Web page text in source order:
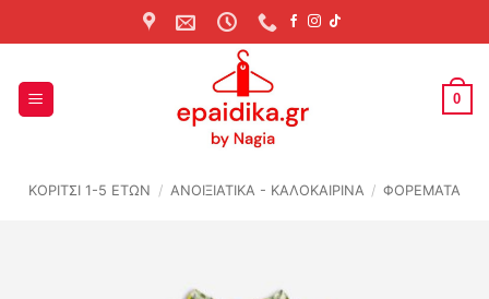
to
0
ΚΟΡΙΤΣΙ 1-5 ΕΤΩΝ / ΑΝΟΙΞΙΆΤΙΚΑ - ΚΑΛΟΚΑΙΡΙΝΆ / ΦΟΡΕΜΑΤΑ